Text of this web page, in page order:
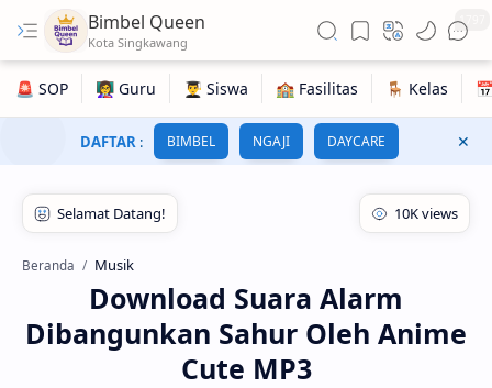
Bimbel Queen 1797
DAFTAR : BIMBEL NGAJI DAYCARE
Beranda Musik
Download Suara Alarm
Dibangunkan Sahur Oleh Anime
Cute MP3